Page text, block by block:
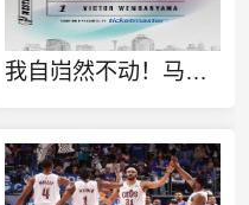
我自岿然不动！马刺G7首发：福克斯 卡斯尔 瓦塞尔 尚帕尼 文班